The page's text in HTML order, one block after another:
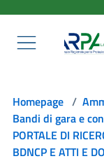
Homepage /
Bandi di gara e
PORTALE DI
BDNCP E ATTI E